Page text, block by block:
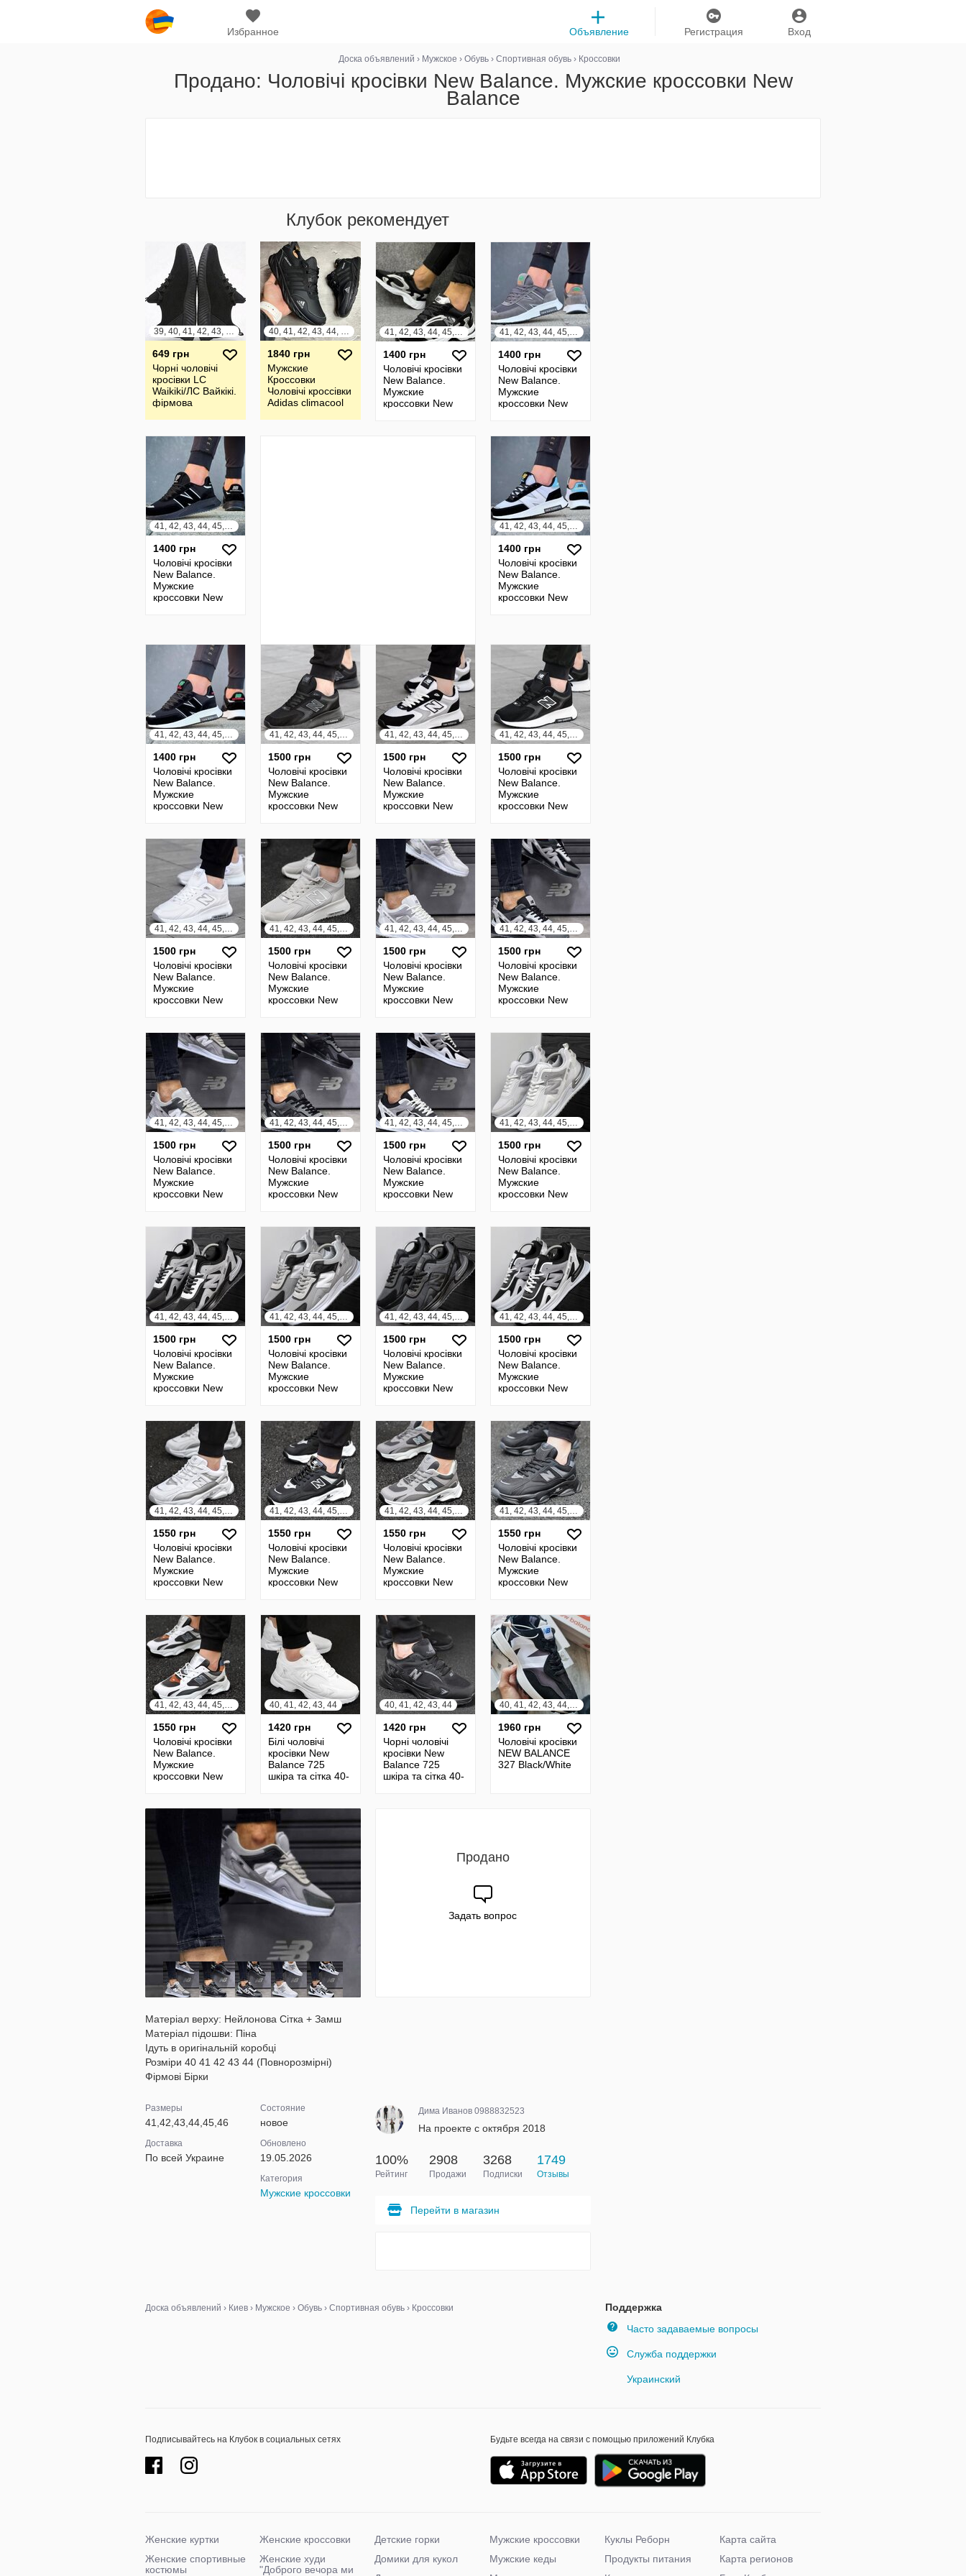
Избранное Вход
Регистрация
Объявление
Доска объявлений › Мужское › Обувь › Спортивная обувь › Кроссовки
Продано: Чоловічі кросівки New Balance. Мужские кроссовки New
Balance
Клубок рекомендует
39, 40, 41, 42, 43, 44, 45, 46
649 грн
Чорні чоловічі
кросівки LC
Waikiki/ЛС Вайкікі.
фірмова
40, 41, 42, 43, 44, 45
1840 грн
Мужские
Кроссовки
Чоловічі кроссівки
Adidas climacool
41, 42, 43, 44, 45, 46
1400 грн
Чоловічі кросівки
New Balance.
Мужские
кроссовки New
41, 42, 43, 44, 45, 46
1400 грн
Чоловічі кросівки
New Balance.
Мужские
кроссовки New
41, 42, 43, 44, 45, 46
1400 грн
Чоловічі кросівки
New Balance.
Мужские
кроссовки New
41, 42, 43, 44, 45, 46
1400 грн
Чоловічі кросівки
New Balance.
Мужские
кроссовки New
41, 42, 43, 44, 45, 46
1400 грн
Чоловічі кросівки
New Balance.
Мужские
кроссовки New
41, 42, 43, 44, 45, 46
1500 грн
Чоловічі кросівки
New Balance.
Мужские
кроссовки New
41, 42, 43, 44, 45, 46
1500 грн
Чоловічі кросівки
New Balance.
Мужские
кроссовки New
41, 42, 43, 44, 45, 46
1500 грн
Чоловічі кросівки
New Balance.
Мужские
кроссовки New
41, 42, 43, 44, 45, 46
1500 грн
Чоловічі кросівки
New Balance.
Мужские
кроссовки New
41, 42, 43, 44, 45, 46
1500 грн
Чоловічі кросівки
New Balance.
Мужские
кроссовки New
41, 42, 43, 44, 45, 46
1500 грн
Чоловічі кросівки
New Balance.
Мужские
кроссовки New
41, 42, 43, 44, 45, 46
1500 грн
Чоловічі кросівки
New Balance.
Мужские
кроссовки New
41, 42, 43, 44, 45, 46
1500 грн
Чоловічі кросівки
New Balance.
Мужские
кроссовки New
41, 42, 43, 44, 45, 46
1500 грн
Чоловічі кросівки
New Balance.
Мужские
кроссовки New
41, 42, 43, 44, 45, 46
1500 грн
Чоловічі кросівки
New Balance.
Мужские
кроссовки New
41, 42, 43, 44, 45, 46
1500 грн
Чоловічі кросівки
New Balance.
Мужские
кроссовки New
41, 42, 43, 44, 45, 46
1500 грн
Чоловічі кросівки
New Balance.
Мужские
кроссовки New
41, 42, 43, 44, 45, 46
1500 грн
Чоловічі кросівки
New Balance.
Мужские
кроссовки New
41, 42, 43, 44, 45, 46
1500 грн
Чоловічі кросівки
New Balance.
Мужские
кроссовки New
41, 42, 43, 44, 45, 46
1500 грн
Чоловічі кросівки
New Balance.
Мужские
кроссовки New
41, 42, 43, 44, 45, 46
1550 грн
Чоловічі кросівки
New Balance.
Мужские
кроссовки New
41, 42, 43, 44, 45, 46
1550 грн
Чоловічі кросівки
New Balance.
Мужские
кроссовки New
41, 42, 43, 44, 45, 46
1550 грн
Чоловічі кросівки
New Balance.
Мужские
кроссовки New
41, 42, 43, 44, 45, 46
1550 грн
Чоловічі кросівки
New Balance.
Мужские
кроссовки New
41, 42, 43, 44, 45, 46
1550 грн
Чоловічі кросівки
New Balance.
Мужские
кроссовки New
40, 41, 42, 43, 44
1420 грн
Білі чоловічі
кросівки New
Balance 725
шкіра та сітка 40-
цвета
40, 41, 42, 43, 44
1420 грн
Чорні чоловічі
кросівки New
Balance 725
шкіра та сітка 40-
40, 41, 42, 43, 44, 45
1960 грн
Чоловічі кросівки
NEW BALANCE
327 Black/White
Продано
Задать вопрос
Матеріал верху: Нейлонова Сітка + Замш
Матеріал підошви: Піна
Ідуть в оригінальній коробці
Розміри 40 41 42 43 44 (Повнорозмірні)
Фірмові Бірки
Размеры
41,42,43,44,45,46
Доставка
По всей Украине
Состояние
новое
Обновлено
19.05.2026
Категория
Мужские кроссовки
Дима Иванов 0988832523
На проекте с октября 2018
100%
Рейтинг
2908
Продажи
3268
Подписки
1749
Отзывы
Перейти в магазин
Поддержка
Часто задаваемые вопросы
Служба поддержки
Украинский
Доска объявлений › Киев › Мужское › Обувь › Спортивная обувь › Кроссовки
Подписывайтесь на Клубок в социальных сетях Будьте всегда на связи с помощью приложений Клубка
Женские куртки
Женские спортивные
костюмы
Женские кроссовки
Женские худи
"Доброго вечора ми
Детские горки
Домики для кукол
Мужские кроссовки
Мужские кеды
Куклы Реборн
Продукты питания
Карта сайта
Карта регионов